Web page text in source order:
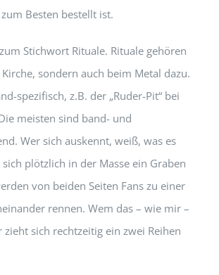
Besten bestellt ist.
Stichwort Rituale. Rituale gehören
sondern auch beim Metal dazu.
spezifisch, z.B. der „Ruder-Pit“ bei
meisten sind band- und
Wer sich auskennt, weiß, was es
plötzlich in der Masse ein Graben
von beiden Seiten Fans zu einer
rennen. Wem das – wie mir –
sich rechtzeitig ein zwei Reihen